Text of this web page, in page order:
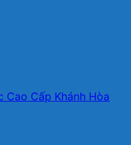
Cao Cấp Khánh Hòa